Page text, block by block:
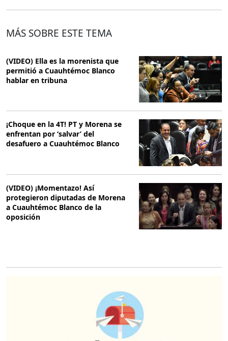
MÁS SOBRE ESTE TEMA
(VIDEO) Ella es la morenista que
permitió a Cuauhtémoc Blanco
hablar en tribuna
¡Choque en la 4T! PT y Morena se
enfrentan por ‘salvar’ del
desafuero a Cuauhtémoc Blanco
(VIDEO) ¡Momentazo! Así
protegieron diputadas de Morena
a Cuauhtémoc Blanco de la
oposición